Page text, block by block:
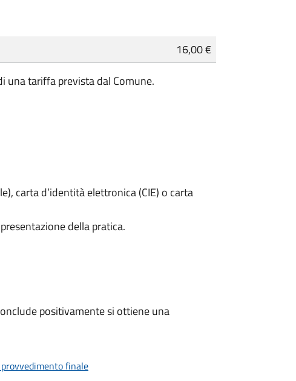
16,00 €
una tariffa prevista dal Comune.
carta d’identità elettronica (CIE) o carta
della pratica.
positivamente si ottiene una
finale